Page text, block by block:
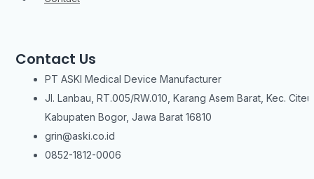
Contact Us
PT ASKI Medical Device Manufacturer
Jl. Lanbau, RT.005/RW.010, Karang Asem Barat, Kec.
Kabupaten Bogor, Jawa Barat 16810
grin@aski.co.id
0852-1812-0006